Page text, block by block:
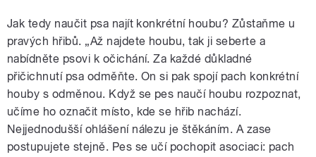
Jak tedy naučit psa najít konkrétní houbu? Zůstaňme u
pravých hřibů. „Až najdete houbu, tak ji seberte a
nabídněte psovi k očichání. Za každé důkladné
přičichnutí psa odměňte. On si pak spojí pach konkrétní
houby s odměnou. Když se pes naučí houbu rozpoznat,
učíme ho označit místo, kde se hřib nachází.
Nejjednodušší ohlášení nálezu je štěkáním. A zase
postupujete stejně. Pes se učí pochopit asociaci: pach